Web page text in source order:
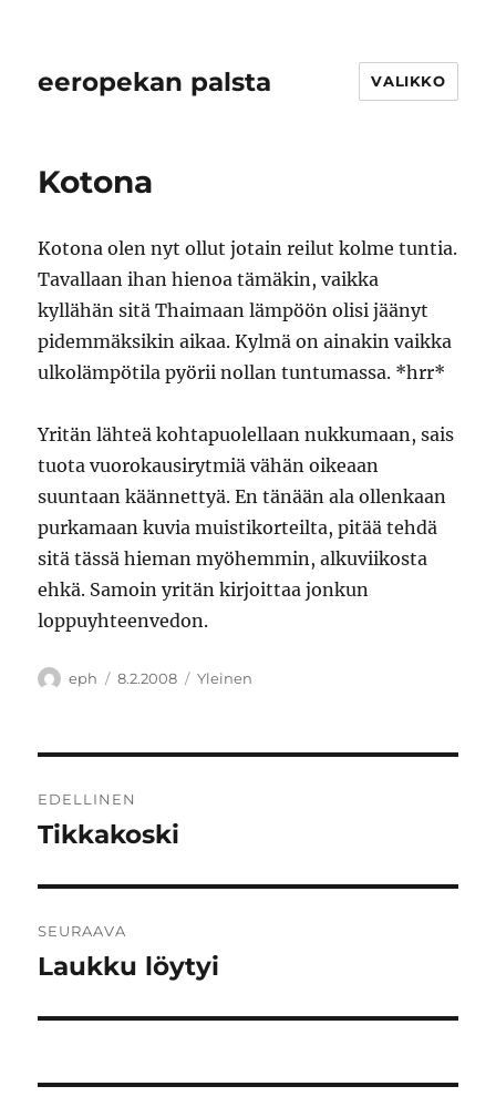
eeropekan palsta VALIKKO
Kotona
Kotona olen nyt ollut jotain reilut kolme tuntia.
Tavallaan ihan hienoa tämäkin, vaikka
kyllähän sitä Thaimaan lämpöön olisi jäänyt
pidemmäksikin aikaa. Kylmä on ainakin vaikka
ulkolämpötila pyörii nollan tuntumassa. *hrr*
Yritän lähteä kohtapuolellaan nukkumaan, sais
tuota vuorokausirytmiä vähän oikeaan
suuntaan käännettyä. En tänään ala ollenkaan
purkamaan kuvia muistikorteilta, pitää tehdä
sitä tässä hieman myöhemmin, alkuviikosta
ehkä. Samoin yritän kirjoittaa jonkun
loppuyhteenvedon.
Kirjoittaja
eph Julkaistu
8.2.2008 Kategoriat
Yleinen
selaus
EDELLINEN
Edellinen
Tikkakoski
SEURAAVA
Seuraava
Laukku löytyi